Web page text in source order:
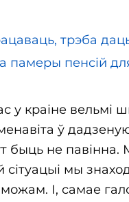
трэба
памеры пенсій
краіне вельмі
ў
быць не
мы
І, самае